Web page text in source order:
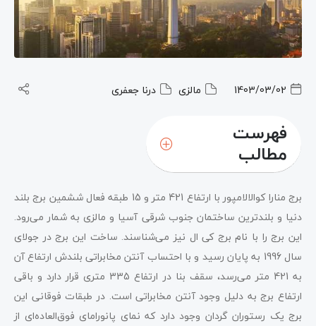
1403/03/02 مالزی درنا جعفری
فهرست
مطالب
برج منارا کوالالامپور با ارتفاع 421 متر و 15 طبقه فعال ششمین برج بلند
دنیا و بلندترین ساختمان جنوب شرقی آسیا و مالزی به شمار می‌رود.
این برج را با نام برج کی ال نیز می‌شناسند. ساخت این برج در جولای
سال 1996 به پایان رسید و با احتساب آنتن مخابراتی بلندش ارتفاع آن
به 421 متر می‌رسد، سقف بنا در ارتفاع 335 متری قرار دارد و باقی
ارتفاع برج به دلیل وجود آنتن مخابراتی است. در طبقات فوقانی این
برج یک رستوران گردان وجود دارد که نمای پانورامای فوق‌العاده‌ای از